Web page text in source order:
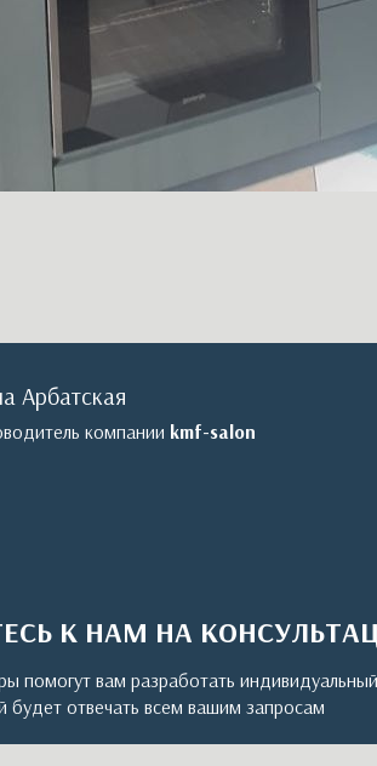
Арбатская
компании kmf-salon
К НАМ НА
помогут вам разработать индивидуальный
будет отвечать всем вашим запросам